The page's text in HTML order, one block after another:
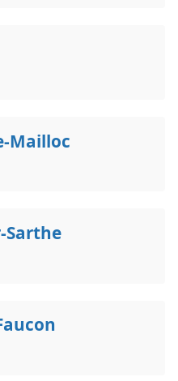
Mailloc
Sarthe